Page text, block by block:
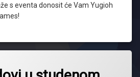
s eventa donosit će Vam Yugioh